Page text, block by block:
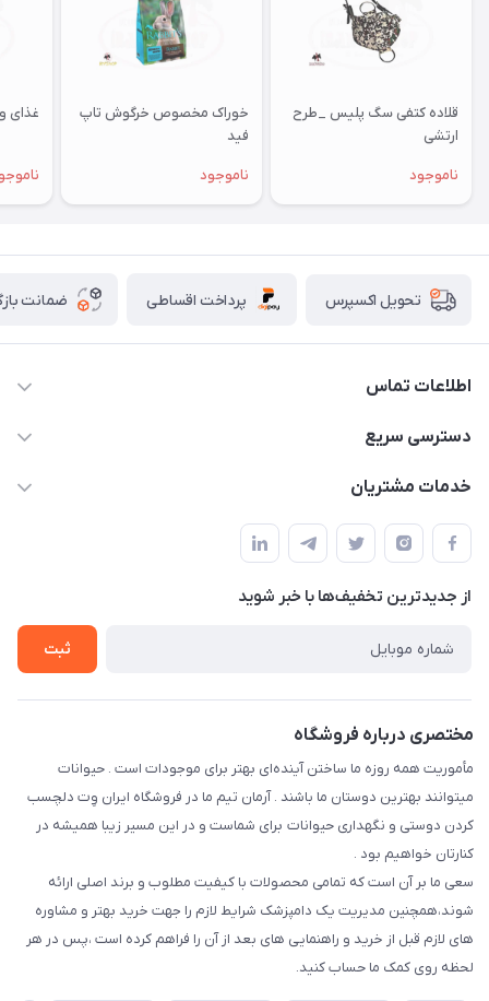
قلاده کتفی سگ پلیس _طرح
ارتشی
ناموجود
خوراک مخصوص خرگوش تاپ
فید
ناموجود
غذای
تحویل اکسپرس پرداخت اقساطی ضمانت
اطلاعات تماس
07154503736-09120986090
دسترسی سریع
حساب کاربری
درباره ما
تماس با ما
خدمات مشتریان
قوانین و مقررات
حفظ حریم شخصی
سوالات متداول
شرایط ارسال رایگان
از جدید‌ترین تخفیف‌ها با‌ خبر شوید
ثبت
مختصری درباره فروشگاه
مأموریت همه روزه ما ساختن آینده‌ای بهتر برای موجودات است . حیوانات
میتوانند بهترین دوستان ما باشند . آرمان تیم ما در فروشگاه ایران وِت دلچسب
کردن دوستی و نگهداری حیوانات برای شماست و در این مسیر زیبا همیشه در
کنارتان خواهیم بود .
سعی ما بر آن است که تمامی محصولات با کیفیت مطلوب و برند اصلی ارائه
شوند،همچنین مدیریت یک دامپزشک شرایط لازم را جهت خرید بهتر و مشاوره
های لازم قبل از خرید و راهنمایی های بعد از آن را فراهم کرده است ،پس در هر
لحظه روی کمک ما حساب کنید.